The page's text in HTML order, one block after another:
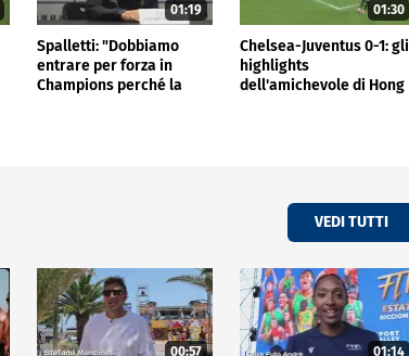
01:19
Spalletti: "Dobbiamo
entrare per forza in
Champions perché la
01:30
Chelsea-Juventus 0-1: gli
highlights
dell'amichevole di Hong
VEDI TUTTI
00:57 01:14